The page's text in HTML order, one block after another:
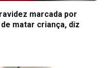
marcada por
matar criança, diz